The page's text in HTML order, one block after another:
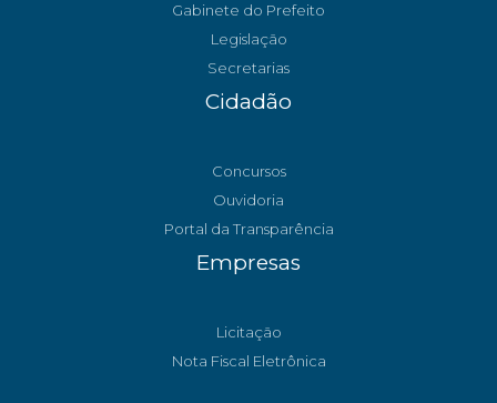
Gabinete do Prefeito
Legislação
Secretarias
Cidadão
Concursos
Ouvidoria
Portal da Transparência
Empresas
Licitação
Nota Fiscal Eletrônica